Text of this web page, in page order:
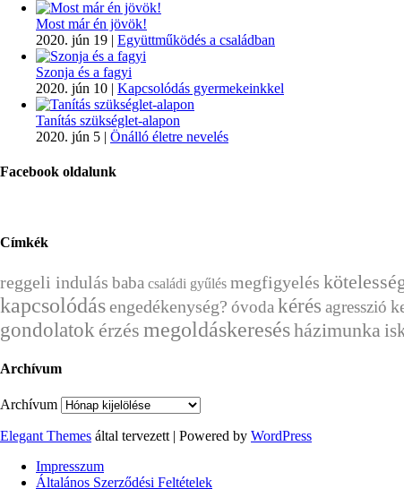
Most már én jövök!
2020. jún 19 | Együttműködés a családban
Szonja és a fagyi
2020. jún 10 | Kapcsolódás gyermekeinkkel
Tanítás szükséglet-alapon
2020. jún 5 | Önálló életre nevelés
Facebook oldalunk
Címkék
reggeli indulás baba családi gyűlés megfigyelés
kapcsolódásengedékenység? óvoda kérés agresszió
gondolatok érzés megoldáskeresésházimunka
Archívum
Archívum
Elegant Themes által tervezett | Powered by WordPress
Impresszum
Általános Szerződési Feltételek